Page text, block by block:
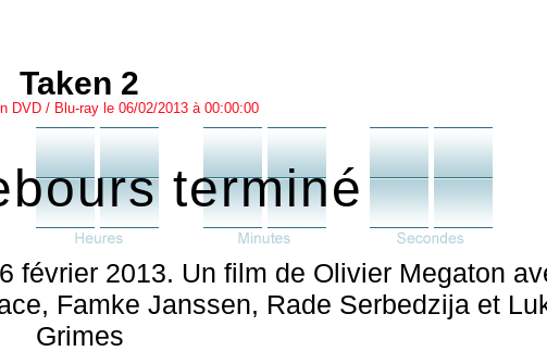
Taken 2
DVD / Blu-ray le 06/02/2013 à 00:00:00
terminé
février 2013. Un film de Olivier Megaton
Famke Janssen, Rade Serbedzija et
Grimes